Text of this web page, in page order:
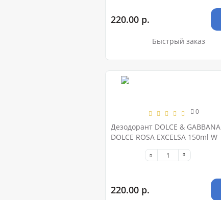
220.00 р.
Быстрый заказ
0
Дезодорант DOLCE & GABBANA
DOLCE ROSA EXCELSA 150ml W
220.00 р.